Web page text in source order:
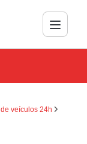
veículos 24h